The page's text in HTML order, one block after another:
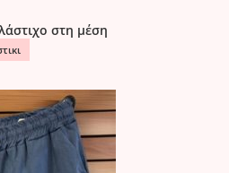
στη μέση